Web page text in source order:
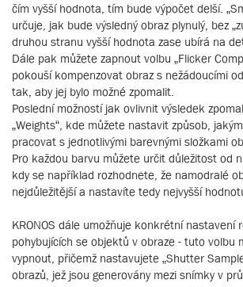
čím vyšší hodnota, tím bude výpočet delší.
určuje, jak bude výsledný obraz plynulý, bez
druhou stranu vyšší hodnota zase ubírá na
Dále pak můžete zapnout volbu „Flicker
pokouší kompenzovat obraz s nežádoucími
tak, aby jej bylo možné zpomalit.
Poslední možností jak ovlivnit výsledek
„Weights“, kde můžete nastavit způsob,
pracovat s jednotlivými barevnými složkami
Pro každou barvu můžete určit důležitost od
kdy se například rozhodnete, že namodralé
nejdůležitější a nastavíte tedy nejvyšší
KRONOS dále umožňuje konkrétní nastavení
pohybujících se objektů v obraze - tuto volbu
vypnout, přičemž nastavujete „Shutter
obrazů, jež jsou generovány mezi snímky v